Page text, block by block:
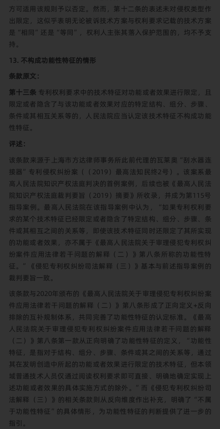
方可适用该规则予以否定。然而，第十二条的表述未对侵权类型作
出限定，这似乎表明无论被诉技术方案与权利要求记载的技术方案
是“相同”还是“等同”，权利人主张其落入保护范围的，均不予支
持。
13. 不构成功能性特征的情形
条款原文：
第十三条专利权利要求中的技术特征对功能或者效果进行限定，且
限定或者隐含了与该功能或者效果对应的特定结构、组分、步骤、
条件或其相互关系等的，人民法院应当认定该技术特征不构成功能
性特征。
评述：
该条款来源于上海市方达律师事务所此前代理的瓦莱奥“刮水器连
接器”专利侵权纠纷案（（2019）最高法知民终2号）。该案系最
高人民法院知识产权法庭判决的首例案例，后续也被《最高人民法
院知识产权法庭裁判要旨（2019）摘要》所收录，并成为第115号
指导案例。最高人民法院在该指导案例中认为，“如果专利权利要
求的某个技术特征已经限定或者隐含了特定结构、组分、步骤、条
件或其相互之间的关系等，即使该技术特征同时还限定了其所实现
的功能或者效果，亦不属于《最高人民法院关于审理侵犯专利权纠
纷案件应用法律若干问题的解释（二）》第八条所称的功能性特
征。”《侵犯专利权纠纷司法解释（三）》基本与前述指导案例的
裁判要旨一致。
该条款与2020年颁布的《最高人民法院关于审理侵犯专利权纠纷案
件应用法律若干问题的解释（二）》第八条形成了正向定义+反向
排除的互补规制体系，共同完善了功能性特征的认定标准。《最高
人民法院关于审理侵犯专利权纠纷案件应用法律若干问题的解释
（二）》第八条第一款从正向明确了功能性特征的定义，“功能性
特征，是指对于结构、组分、步骤、条件或其之间的关系等，通过
其在发明创造中所起的功能或者效果进行限定的技术特征，但本领
域普通技术人员仅通过阅读权利要求即可直接、明确地确定实现上
述功能或者效果的具体实施方式的除外。”而《侵犯专利权纠纷司
法解释（三）》的相关条款则从反向维度作出补充，明确了“不属
于功能性特征”的具体情形，为功能性特征的判断提供了进一步的
指引。